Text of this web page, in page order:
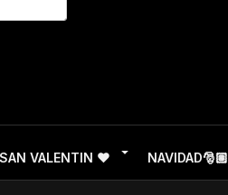
VALENTIN ❤ NAVIDAD🎅🏽